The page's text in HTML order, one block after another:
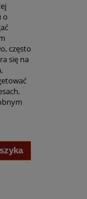
o
często
się na